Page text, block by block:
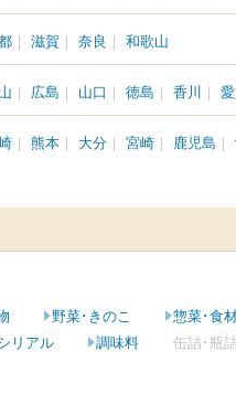
滋賀 奈良 和歌山
広島 山口 徳島 香川
熊本 大分 宮崎 鹿児島
野菜･きのこ
惣菜･食
リアル 調味料
缶詰･瓶